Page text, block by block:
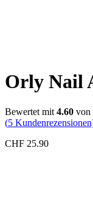
Orly Nail
Bewertet mit 4.60 von
(5
CHF 25.90